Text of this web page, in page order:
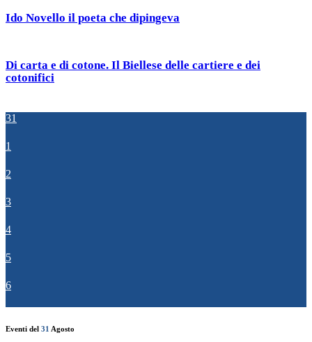
Ido Novello il poeta che dipingeva
Di carta e di cotone. Il Biellese delle cartiere e dei
cotonifici
31
1
2
3
4
5
6
Eventi del 31 Agosto